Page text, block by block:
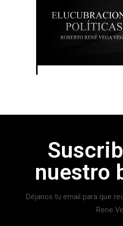
nuestro
Déjanos tu email para que
Rene